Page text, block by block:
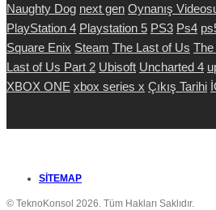
Naughty Dog next gen Oynanış
PlayStation 4 Playstation 5 PS3 Ps4
Square Enix Steam The Last of Us
Last of Us Part 2 Ubisoft Uncharted 4
XBOX ONE xbox series x Çıkış Tarihi
SITEMAP
© TeknoKonsol 2026. Tüm Hakları Saklıdır.